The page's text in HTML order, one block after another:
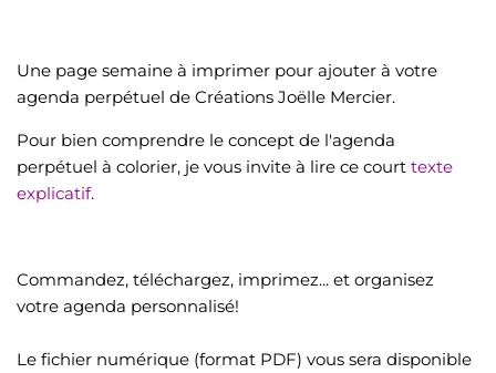
Une page semaine à imprimer pour ajouter à votre
agenda perpétuel de Créations Joëlle Mercier.
Pour bien comprendre le concept de l'agenda
perpétuel à colorier, je vous invite à lire ce court texte
explicatif.
Commandez, téléchargez, imprimez... et organisez
votre agenda personnalisé!
Le fichier numérique (format PDF) vous sera disponible